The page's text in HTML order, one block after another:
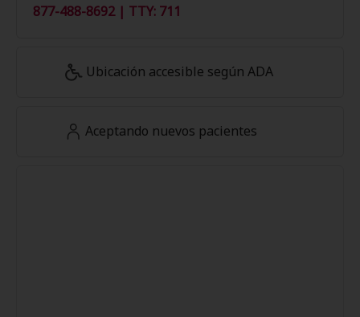
877-488-8692 | TTY: 711
Ubicación accesible según ADA
Aceptando nuevos pacientes